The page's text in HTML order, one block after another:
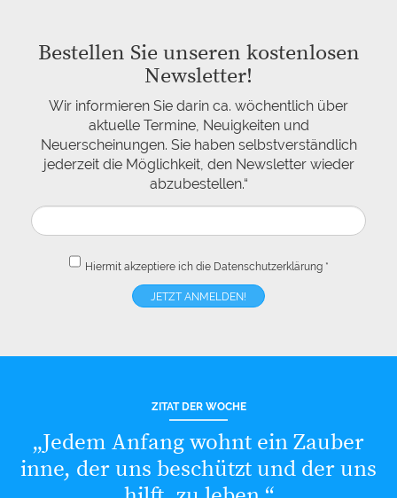
Bestellen Sie unseren kostenlosen
Newsletter!
Wir informieren Sie darin ca. wöchentlich über
aktuelle Termine, Neuigkeiten und
Neuerscheinungen. Sie haben selbstverständlich
jederzeit die Möglichkeit, den Newsletter wieder
abzubestellen.“
Hiermit akzeptiere ich die Datenschutzerklärung*
ZITAT DER WOCHE
„Jedem Anfang wohnt ein Zauber
inne, der uns beschützt und der uns